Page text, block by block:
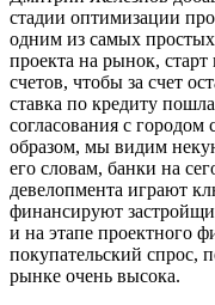
стадии оптимизации
одним из самых простых
проекта на рынок,
счетов, чтобы за счет
ставка по кредиту
согласования с
образом, мы видим
его словам, банки на
девелопмента играют
финансируют
и на этапе проектного
покупательский спрос,
рынке очень высока.